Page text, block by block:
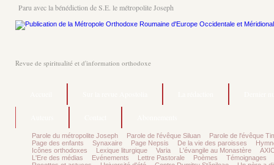
Paru avec la bénédiction de S.E. le métropolite Joseph
Revue de spiritualité et d'information orthodoxe
Parole du métropolite Joseph Parole de l'évêque Siluan
Parole de l'évêque
Page des enfants
Synaxaire Page Nepsis De la vie des paroisses
Icônes orthodoxes
Lexique liturgique Varia L'évangile au Monastère
L'Ere des médias
Evénements Lettre Pastorale Poèmes
Témoignages